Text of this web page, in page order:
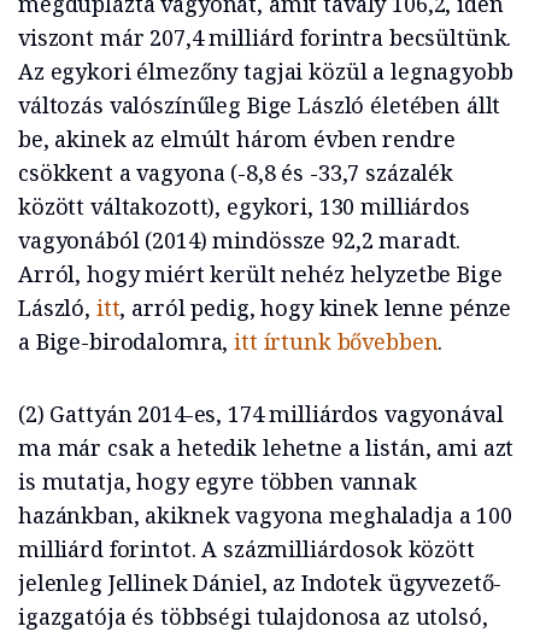
viszont már 207,4 milliárd forintra becsültünk.
Az egykori élmezőny tagjai közül a legnagyobb
változás valószínűleg Bige László életében állt
be, akinek az elmúlt három évben rendre
csökkent a vagyona (-8,8 és -33,7 százalék
között váltakozott), egykori, 130 milliárdos
vagyonából (2014) mindössze 92,2 maradt.
Arról, hogy miért került nehéz helyzetbe Bige
László, itt, arról pedig, hogy kinek lenne pénze
a Bige-birodalomra,itt írtunk bővebben.
(2) Gattyán 2014-es, 174 milliárdos vagyonával
ma már csak a hetedik lehetne a listán, ami azt
is mutatja, hogy egyre többen vannak
hazánkban, akiknek vagyona meghaladja a 100
milliárd forintot. A százmilliárdosok között
jelenleg Jellinek Dániel, az Indotek ügyvezető-
igazgatója és többségi tulajdonosa az utolsó,